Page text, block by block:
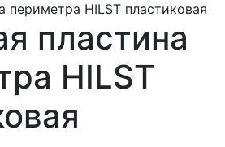
периметра HILST пластиковая
пластина
HILST